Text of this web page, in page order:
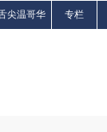
尖温哥华 专栏